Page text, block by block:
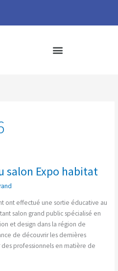
salon Expo habitat
ont effectué une sortie éducative au
salon grand public spécialisé en
et design dans la région de
de découvrir les dernières
professionnels en matière de